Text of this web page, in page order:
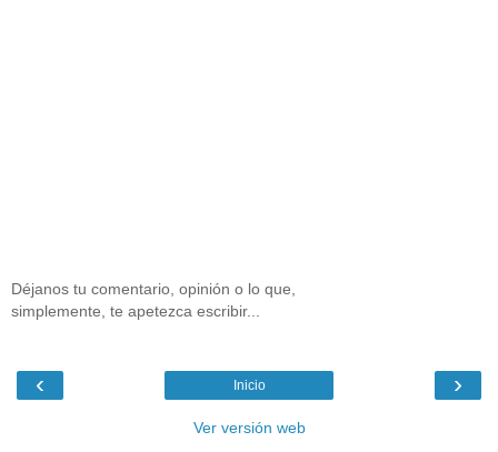
Déjanos tu comentario, opinión o lo que,
simplemente, te apetezca escribir...
‹ ›
Inicio
Ver versión web